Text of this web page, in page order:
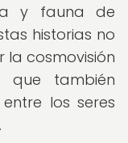
y fauna de
historias no
la cosmovisión
que también
los seres